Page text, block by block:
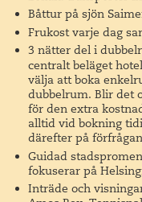
kulturarv, samtidigt
naturen, miljökrisen
förflutna.
Härifrån är det
vårt hotell. Hotellet
ARTEK och Alvar
tillägnade konsten
egna hotellet.
Välkomstmiddag på
Byggnaden ritades
Båttur på sjön
Frukost varje dag
3 nätter del i
centralt beläget
välja att boka
dubbelrum. Blir det
för den extra
alltid vid bokning
därefter på
Guidad
fokuserar på
Inträde och